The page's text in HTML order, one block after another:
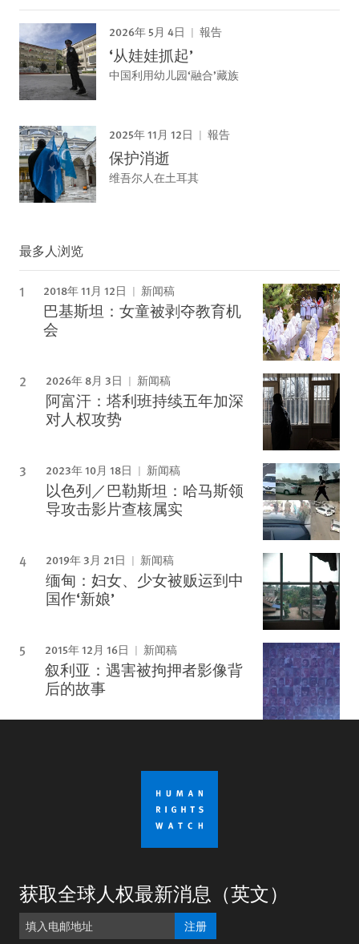
2026年 5月 4日 報告
‘从娃娃抓起’
中国利用幼儿园‘融合’藏族
2025年 11月 12日 報告
保护消逝
维吾尔人在土耳其
最多人浏览
2018年 11月 12日 新闻稿
巴基斯坦：女童被剥夺教育机
会
2026年 8月 3日 新闻稿
阿富汗：塔利班持续五年加深
对人权攻势
2023年 10月 18日 新闻稿
以色列／巴勒斯坦：哈马斯领
导攻击影片查核属实
2019年 3月 21日 新闻稿
缅甸：妇女、少女被贩运到中
国作‘新娘’
2015年 12月 16日 新闻稿
叙利亚：遇害被拘押者影像背
后的故事
获取全球人权最新消息（英文）
注册